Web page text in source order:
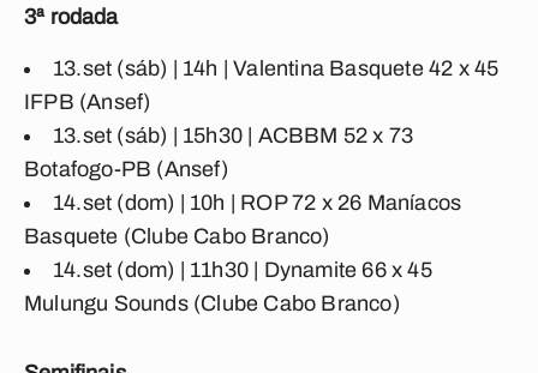
3ª rodada
13.set (sáb) | 14h | Valentina Basquete 42 x 45
IFPB (Ansef)
13.set (sáb) | 15h30 | ACBBM 52 x 73
Botafogo-PB (Ansef)
14.set (dom) | 10h | ROP 72 x 26 Maníacos
Basquete (Clube Cabo Branco)
14.set (dom) | 11h30 | Dynamite 66 x 45
Mulungu Sounds (Clube Cabo Branco)